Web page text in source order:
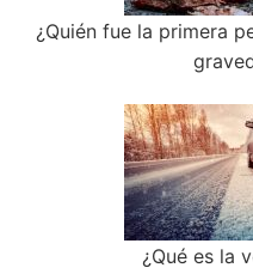
¿Quién fue la primera
¿Qué es la